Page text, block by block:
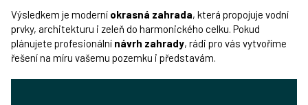
Výsledkem je moderní okrasná zahrada, která propojuje vodní
prvky, architekturu i zeleň do harmonického celku. Pokud
plánujete profesionální návrh zahrady, rádi pro vás vytvoříme
řešení na míru vašemu pozemku i představám.